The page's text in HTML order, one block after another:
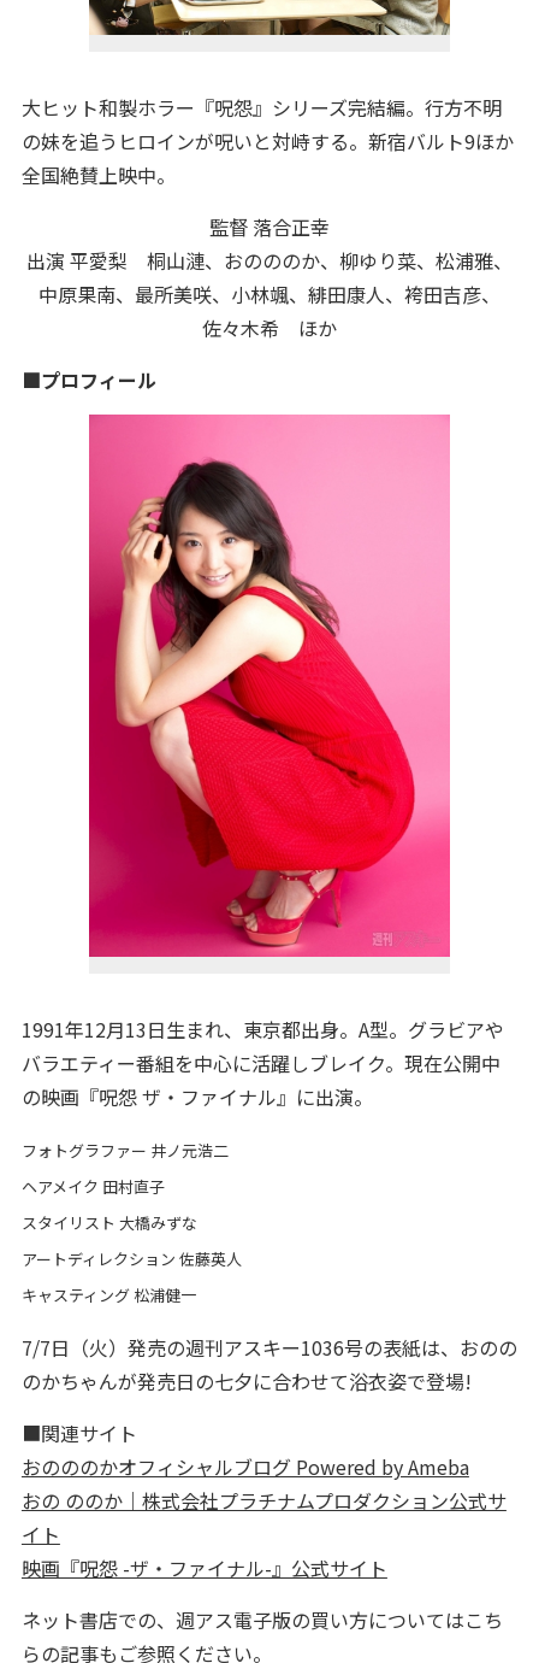
大ヒット和製ホラー『呪怨』シリーズ完結編。行方不明
の妹を追うヒロインが呪いと対峙する。新宿バルト9ほか
全国絶賛上映中。
監督 落合正幸
出演 平愛梨 桐山漣、おのののか、柳ゆり菜、松浦雅、
中原果南、最所美咲、小林颯、緋田康人、袴田吉彦、
佐々木希 ほか
■プロフィール
1991年12月13日生まれ、東京都出身。A型。グラビアや
バラエティー番組を中心に活躍しブレイク。現在公開中
の映画『呪怨 ザ・ファイナル』に出演。
フォトグラファー 井ノ元浩二
ヘアメイク 田村直子
スタイリスト 大橋みずな
アートディレクション 佐藤英人
キャスティング 松浦健一
7/7日（火）発売の週刊アスキー1036号の表紙は、おのの
のかちゃんが発売日の七夕に合わせて浴衣姿で登場!
■関連サイト
おのののかオフィシャルブログ Powered by Ameba
おの ののか｜株式会社プラチナムプロダクション公式サ
イト
映画『呪怨 -ザ・ファイナル-』公式サイト
ネット書店での、週アス電子版の買い方についてはこち
らの記事もご参照ください。